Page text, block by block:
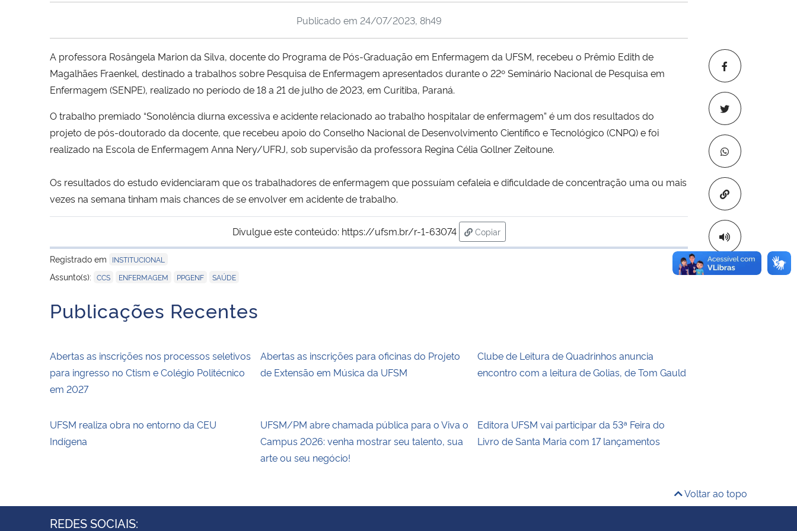
Copiar para
Publicado em 24/07/2023, 8h49
A professora Rosângela Marion da Silva, docente do Programa de Pós-Graduação em Enfermagem da UFSM, recebeu o Prêmio Edith de
Magalhães Fraenkel, destinado a trabalhos sobre Pesquisa de Enfermagem apresentados durante o 22º Seminário Nacional de Pesquisa em
Enfermagem (SENPE), realizado no período de 18 a 21 de julho de 2023, em Curitiba, Paraná.
O trabalho premiado “Sonolência diurna excessiva e acidente relacionado ao trabalho hospitalar de enfermagem” é um dos resultados do
projeto de pós-doutorado da docente, que recebeu apoio do Conselho Nacional de Desenvolvimento Científico e Tecnológico (CNPQ) e foi
realizado na Escola de Enfermagem Anna Nery/UFRJ, sob supervisão da professora Regina Célia Gollner Zeitoune.
Os resultados do estudo evidenciaram que os trabalhadores de enfermagem que possuíam cefaleia e dificuldade de concentração uma ou mais
vezes na semana tinham mais chances de se envolver em acidente de trabalho.
Divulgue este conteúdo: https://ufsm.br/r-1-63074
Copiar
para área de transferência
Registrado em
INSTITUCIONAL
Assunto(s): CCS ENFERMAGEM PPGENF SAÚDE
Publicações Recentes
Abertas as inscrições nos processos seletivos
para ingresso no Ctism e Colégio Politécnico
em 2027
Abertas as inscrições para oficinas do Projeto
de Extensão em Música da UFSM
Clube de Leitura de Quadrinhos anuncia
encontro com a leitura de Golias, de Tom Gauld
UFSM realiza obra no entorno da CEU
Indígena
UFSM/PM abre chamada pública para o Viva o
Campus 2026: venha mostrar seu talento, sua
arte ou seu negócio!
Editora UFSM vai participar da 53ª Feira do
Livro de Santa Maria com 17 lançamentos
Voltar ao topo
REDES SOCIAIS: